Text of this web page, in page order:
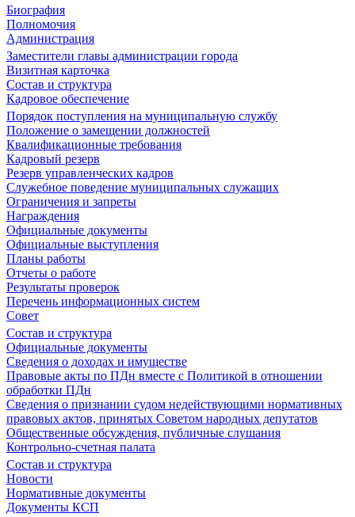
Биография
Полномочия
Администрация
Заместители главы администрации города
Визитная карточка
Состав и структура
Кадровое обеспечение
Порядок поступления на муниципальную службу
Положение о замещении должностей
Квалификационные требования
Кадровый резерв
Резерв управленческих кадров
Служебное поведение муниципальных служащих
Ограничения и запреты
Награждения
Официальные документы
Официальные выступления
Планы работы
Отчеты о работе
Результаты проверок
Перечень информационных систем
Совет
Состав и структура
Официальные документы
Сведения о доходах и имуществе
Правовые акты по ПДн вместе с Политикой в отношении
обработки ПДн
Сведения о признании судом недействующими нормативных
правовых актов, принятых Советом народных депутатов
Общественные обсуждения, публичные слушания
Контрольно-счетная палата
Состав и структура
Новости
Нормативные документы
Документы КСП